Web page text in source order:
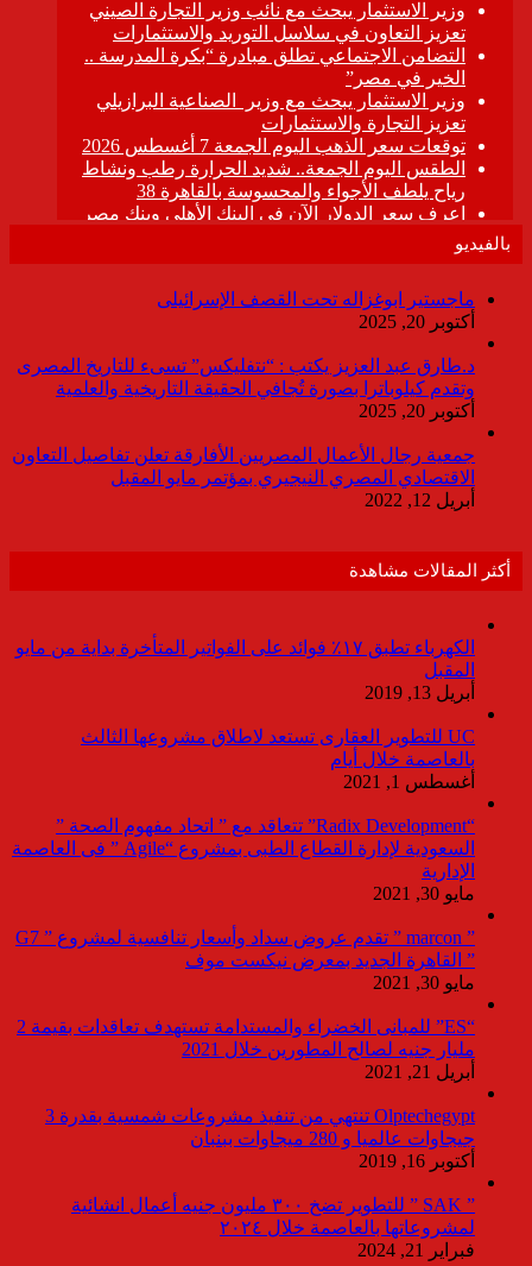
بالفيديو
ماجستير ابوغزاله تحت القصف الإسرائيلى
أكتوبر 20, 2025
د.طارق عبد العزيز يكتب : “نتفليكس” تسىء للتاريخ المصرى
وتقدم كيلوباترا بصورة تُجافي الحقيقة التاريخية والعلمية
أكتوبر 20, 2025
جمعية رجال الأعمال المصريين الأفارقة تعلن تفاصيل التعاون
الاقتصادي المصري النيجيري بمؤتمر مايو المقبل
أبريل 12, 2022
أكثر المقالات مشاهدة
الكهرباء تطبق ١٧٪ فوائد على الفواتير المتأخرة بداية من مايو
المقبل
أبريل 13, 2019
UC للتطوير العقارى تستعد لاطلاق مشروعها الثالث
بالعاصمة خلال أيام
أغسطس 1, 2021
“Radix Development” تتعاقد مع ” اتحاد مفهوم الصحة ”
السعودية لإدارة القطاع الطبى بمشروع “Agile ” فى العاصمة
الإدارية
مايو 30, 2021
” marcon ” تقدم عروض سداد وأسعار تنافسية لمشروع ” G7
” القاهرة الجديد بمعرض نيكست موف
مايو 30, 2021
“ES” للمبانى الخضراء والمستدامة تستهدف تعاقدات بقيمة 2
مليار جنيه لصالح المطورين خلال 2021
أبريل 21, 2021
Olptechegypt تنتهي من تنفيذ مشروعات شمسية بقدرة 3
جيجاوات عالميا و 280 ميجاوات ببنبان
أكتوبر 16, 2019
” SAK ” للتطوير تضخ ٣٠٠ مليون جنيه أعمال انشائية
لمشروعاتها بالعاصمة خلال ٢٠٢٤
فبراير 21, 2024